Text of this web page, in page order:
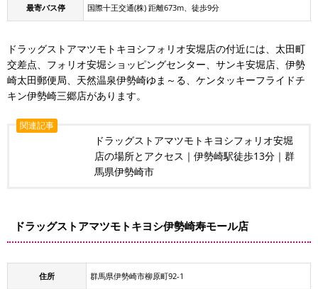
最寄バス停 国際十王交通(株) 距離673m、徒歩9分
ドラッグストアマツモトキヨシフォリオ安堀店の付近には、太田町
交差点、フォリオ安堀ショッピングセンター、サンキ安堀店、伊勢
崎太田郵便局、天然温泉伊勢崎ゆま～る、ケンタッキーフライドチ
キン伊勢崎三郷店があります。
関連記事
ドラッグストアマツモトキヨシフォリオ安堀
店の場所とアクセス｜伊勢崎駅徒歩13分｜群
馬県伊勢崎市
ドラッグストアマツモトキヨシ伊勢崎寿モール店
住所 群馬県伊勢崎市柳原町92-1